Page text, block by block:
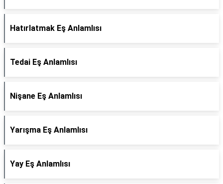
Hatırlatmak Eş Anlamlısı
Tedai Eş Anlamlısı
Nişane Eş Anlamlısı
Yarışma Eş Anlamlısı
Yay Eş Anlamlısı